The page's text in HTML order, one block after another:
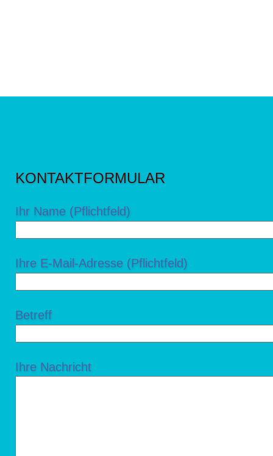
KONTAKTFORMULAR
Ihr Name (Pflichtfeld)
Ihre E-Mail-Adresse (Pflichtfeld)
Betreff
Ihre Nachricht